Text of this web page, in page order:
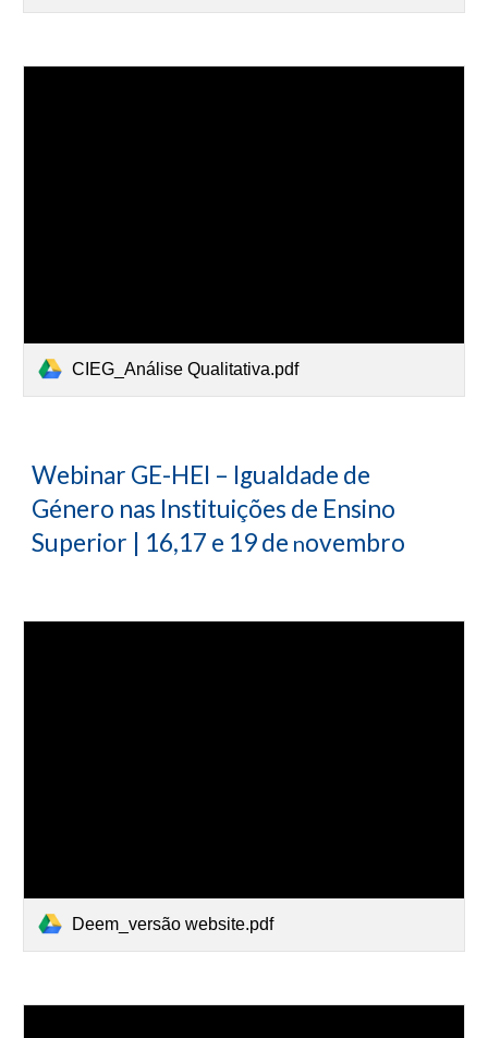
CIEG_Análise Qualitativa.pdf
Webinar GE-HEI – Igualdade de
Género nas Instituições de Ensino
Superior | 16,17 e 19 de novembro
Deem_versão website.pdf